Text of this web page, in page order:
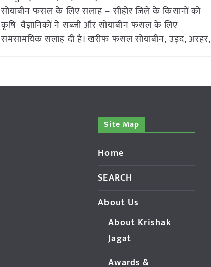
सोयाबीन फसल के लिए सलाह – सीहोर जिले के किसानों को
कृषि वैज्ञानिकों ने सब्जी और सोयाबीन फसल के लिए
समसामयिक सलाह दी है। खरीफ फसल सोयाबीन, उड़द, अरहर,
Site Map
Home
SEARCH
About Us
About Krishak
Jagat
Awards &